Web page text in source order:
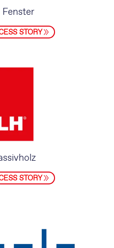
STORY
STORY